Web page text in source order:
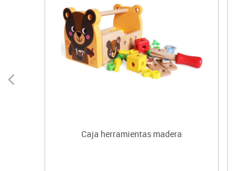
Caja herramientas madera